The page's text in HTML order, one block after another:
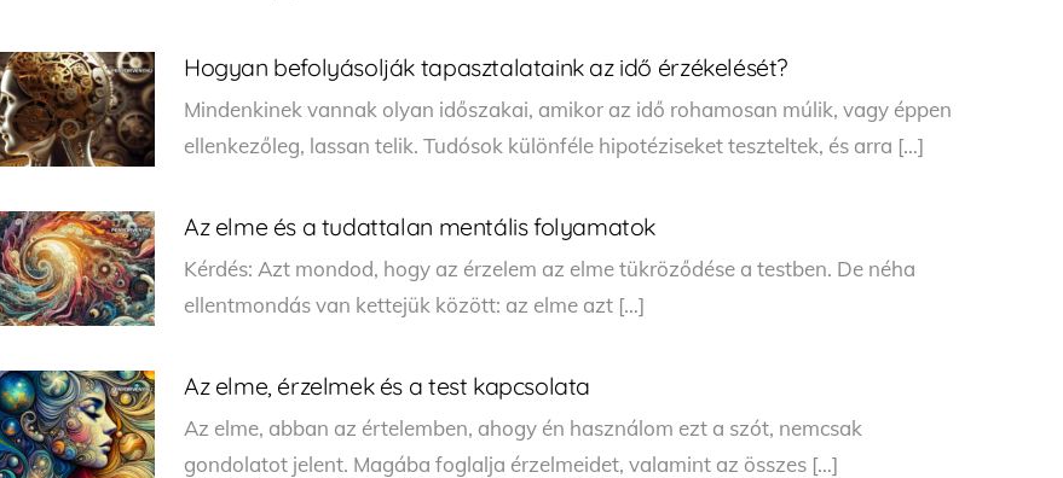
Hogyan befolyásolják tapasztalataink az idő érzékelését?
Mindenkinek vannak olyan időszakai, amikor az idő rohamosan múlik, vagy éppen
ellenkezőleg, lassan telik. Tudósok különféle hipotéziseket teszteltek, és arra […]
Az elme és a tudattalan mentális folyamatok
Kérdés: Azt mondod, hogy az érzelem az elme tükröződése a testben. De néha
ellentmondás van kettejük között: az elme azt […]
Az elme, érzelmek és a test kapcsolata
Az elme, abban az értelemben, ahogy én használom ezt a szót, nemcsak
gondolatot jelent. Magába foglalja érzelmeidet, valamint az összes […]